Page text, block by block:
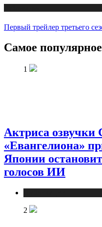
Первый трейлер третьего
Самое популярное
1
Актриса озвучки
«Евангелиона»
Японии
голосов ИИ
2